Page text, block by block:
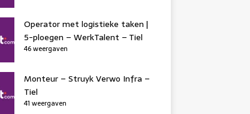
Operator met logistieke taken |
5-ploegen – WerkTalent – Tiel
46 weergaven
Monteur – Struyk Verwo Infra –
Tiel
41 weergaven